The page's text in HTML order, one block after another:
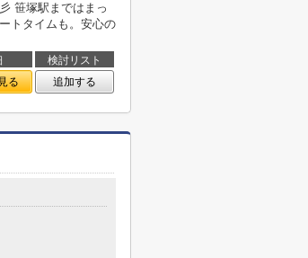
笹塚駅まではまっ
トタイムも。安心の
検討リスト
る 追加する